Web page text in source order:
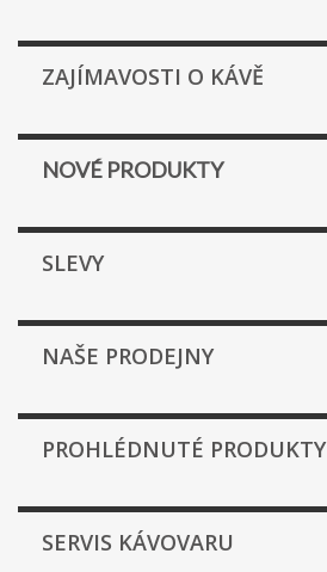
ZAJÍMAVOSTI O KÁVĚ
NOVÉ PRODUKTY
SLEVY
NAŠE PRODEJNY
PROHLÉDNUTÉ PRODUKTY
SERVIS KÁVOVARU